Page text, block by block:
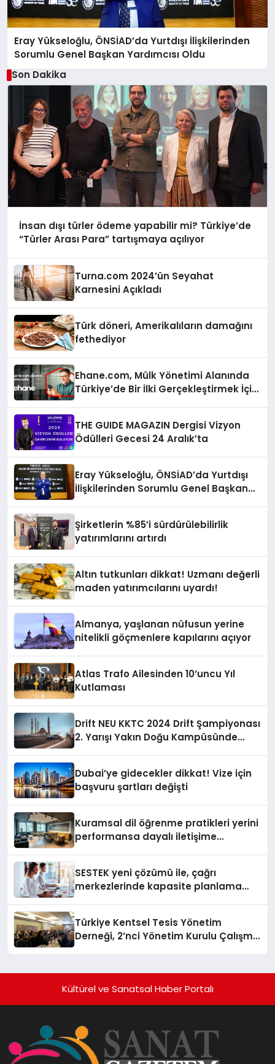
Eray Yükseloğlu, ÖNSİAD’da Yurtdışı İlişkilerinden
Sorumlu Genel Başkan Yardımcısı Oldu
Son Dakika
İnsan dışı türler ödeme yapabilir mi? Türkiye’de
“Türler Arası Para” tartışmaya açılıyor
Turna.com 2024’ün Seyahat
Karnesini Açıkladı
Türk döneri, Amerikalıların damağını
fethediyor
Ehane.com, Mülk Yönetimi Alanında
Türkiye’de Bir İlki Gerçekleştirmek İçin
THE GUIDE MAGAZIN Dergisi Vizyon
Ödülleri Gecesi 24 Aralık’ta
Eray Yükseloğlu, ÖNSİAD’da Yurtdışı
İlişkilerinden Sorumlu Genel Başkan
Şirketlerin %85’i sürdürülebilirlik
yatırımlarını artırdı
Altın tutkunları dikkat! Uzmanı değerli
maden yatırımcılarını uyardı!
Almanya, yaşlanan nüfusun yerine
nitelikli göçmenlere kapılarını açıyor
Atlas Trafo Ailesinden 10’uncu Yıl
Kutlaması
Drift NEU KKTC 2024 Drift Şampiyonası
2. Yarışı Yakın Doğu Kampüsünde
Dubai’ye gidecekler dikkat! Vize için
başvuru şartları değişti
Kuramsal dil öğrenme pratikleri yerini
performansa dayalı iletişime
SESTEK yeni çözümü ile, çağrı
merkezlerinde kapasite planlama
Türkiye Kentsel Tesis Yönetim
Derneği, 2’nci Yönetim Kurulu Çalışma
Kültürel ve Sanatsal Haber Portalı